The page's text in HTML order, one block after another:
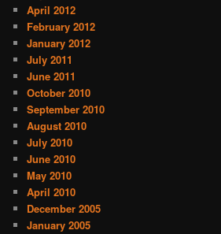
April 2012
February 2012
January 2012
July 2011
June 2011
October 2010
September 2010
August 2010
July 2010
June 2010
May 2010
April 2010
December 2005
January 2005